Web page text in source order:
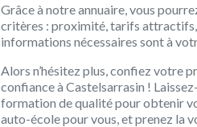
Grâce à notre annuaire, vous
critères : proximité, tarifs attractifs,
informations nécessaires sont à
Alors n’hésitez plus, confiez votre
confiance à Castelsarrasin !
formation de qualité pour obtenir
auto-école pour vous, et prenez la